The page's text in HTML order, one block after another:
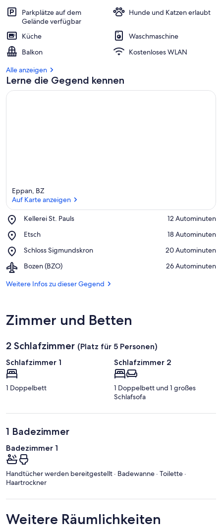
Parkplätze auf dem
Gelände verfügbar
Hunde und Katzen erlaubt
Küche
Waschmaschine
Balkon
Kostenloses WLAN
Alle anzeigen
Lerne die Gegend kennen
Eppan, BZ
Auf Karte anzeigen
Kellerei St. Pauls
Place,
St.
‪12 Autominuten‬
Etsch
Place,
‪18 Autominuten‬
Schloss Sigmundskron
Place,
Sigmundskron
‪20 Autominuten‬
Bozen (BZO)
Airport,
(BZO)
‪26 Autominuten‬
Weitere Infos zu dieser Gegend
Zimmer und Betten
2 Schlafzimmer (Platz für 5 Personen)
Schlafzimmer 1
1 Doppelbett
Schlafzimmer 2
1 Doppelbett und 1 großes
Schlafsofa
1 Badezimmer
Badezimmer 1
Handtücher werden bereitgestellt · Badewanne · Toilette ·
Haartrockner
Weitere Räumlichkeiten